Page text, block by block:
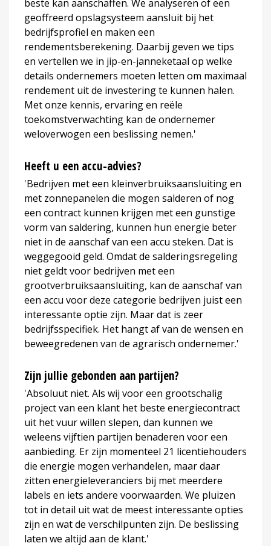
beste kan aanschaffen. We analyseren of een
geoffreerd opslagsysteem aansluit bij het
bedrijfsprofiel en maken een
rendementsberekening. Daarbij geven we tips
en vertellen we in jip-en-janneketaal op welke
details ondernemers moeten letten om maximaal
rendement uit de investering te kunnen halen.
Met onze kennis, ervaring en reële
toekomstverwachting kan de ondernemer
weloverwogen een beslissing nemen.'
Heeft u een accu-advies?
'Bedrijven met een kleinverbruiksaansluiting en
met zonnepanelen die mogen salderen of nog
een contract kunnen krijgen met een gunstige
vorm van saldering, kunnen hun energie beter
niet in de aanschaf van een accu steken. Dat is
weggegooid geld. Omdat de salderingsregeling
niet geldt voor bedrijven met een
grootverbruiksaansluiting, kan de aanschaf van
een accu voor deze categorie bedrijven juist een
interessante optie zijn. Maar dat is zeer
bedrijfsspecifiek. Het hangt af van de wensen en
beweegredenen van de agrarisch ondernemer.'
Zijn jullie gebonden aan partijen?
'Absoluut niet. Als wij voor een grootschalig
project van een klant het beste energiecontract
uit het vuur willen slepen, dan kunnen we
weleens vijftien partijen benaderen voor een
aanbieding. Er zijn momenteel 21 licentiehouders
die energie mogen verhandelen, maar daar
zitten energieleveranciers bij met meerdere
labels en iets andere voorwaarden. We pluizen
tot in detail uit wat de meest interessante opties
zijn en wat de verschilpunten zijn. De beslissing
laten we altijd aan de klant.'